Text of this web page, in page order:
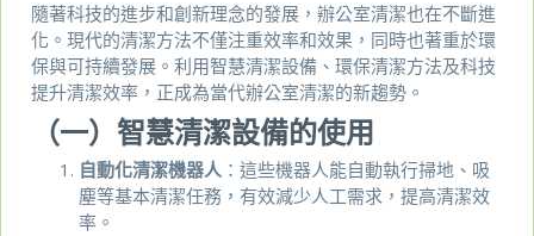
隨著科技的進步和創新理念的發展，辦公室清潔也在不斷進
化。現代的清潔方法不僅注重效率和效果，同時也著重於環
保與可持續發展。利用智慧清潔設備、環保清潔方法及科技
提升清潔效率，正成為當代辦公室清潔的新趨勢。
（一）智慧清潔設備的使用
自動化清潔機器人 ：這些機器人能自動執行掃地、吸
塵等基本清潔任務，有效減少人工需求，提高清潔效
率。